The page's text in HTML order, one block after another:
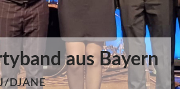
aus Bayern
DJANE